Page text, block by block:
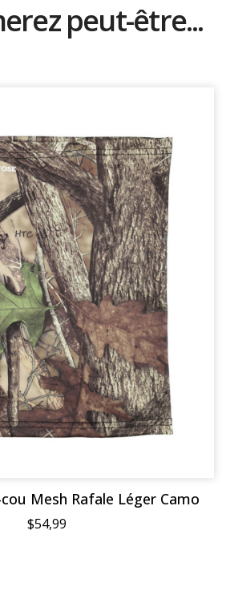
peut-être...
Mesh Rafale Léger Camo
$54,99